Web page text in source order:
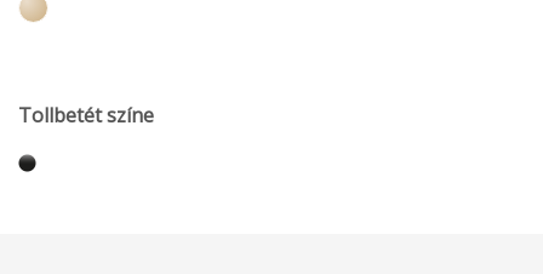
Tollbetét színe